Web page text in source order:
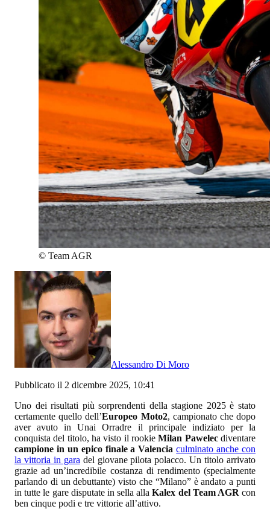
© Team AGR
Alessandro Di Moro
Pubblicato il 2 dicembre 2025, 10:41
Uno dei risultati più sorprendenti della stagione 2025 è stato
certamente quello dell’Europeo Moto2, campionato che dopo
aver avuto in Unai Orradre il principale indiziato per la
conquista del titolo, ha visto il rookieMilan Pawelecdiventare
campione in un epico finale a Valencia culminato anche con
la vittoria in gara del giovane pilota polacco. Un titolo arrivato
grazie ad un’incredibile costanza di rendimento (specialmente
parlando di un debuttante) visto che “Milano” è andato a punti
in tutte le gare disputate in sella allaKalex del Team AGR con
ben cinque podi e tre vittorie all’attivo.